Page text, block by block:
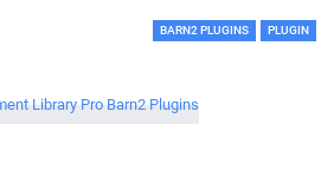
BARN2 PLUGINS PLUGIN